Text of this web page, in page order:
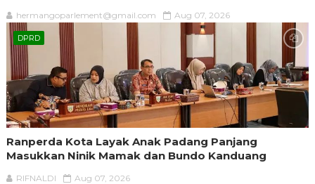
hermangoparlement@gmail.com Aug 07, 2026
DPRD
Ranperda Kota Layak Anak Padang Panjang
Masukkan Ninik Mamak dan Bundo Kanduang
RIFNALDI Aug 07, 2026